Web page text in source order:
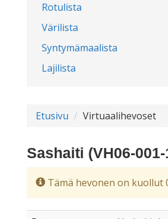
Rotulista
Värilista
Syntymämaalista
Lajilista
Etusivu Virtuaalihevoset
Sashaiti (VH06-001-
Tämä hevonen on kuollut